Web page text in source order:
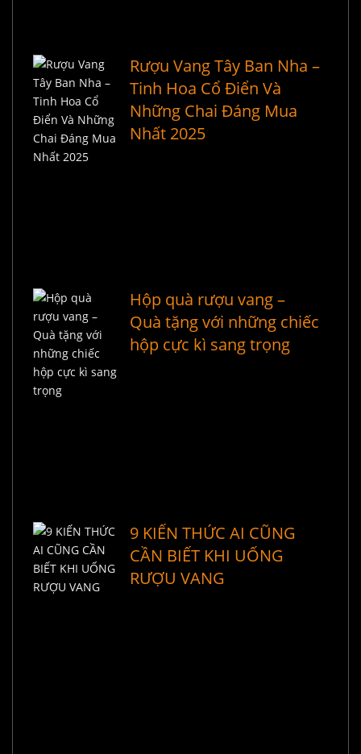
Rượu Vang Tây Ban Nha –
Tinh Hoa Cổ Điển Và
Những Chai Đáng Mua
Nhất 2025
Hộp quà rượu vang –
Quà tặng với những chiếc
hộp cực kì sang trọng
9 KIẾN THỨC AI CŨNG
CẦN BIẾT KHI UỐNG
RƯỢU VANG